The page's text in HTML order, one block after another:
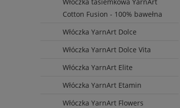
Cotton Fusion - 100% bawełna
Włóczka YarnArt Dolce
Włóczka YarnArt Dolce Vita
Włóczka YarnArt Elite
Włóczka YarnArt Etamin
Włóczka YarnArt Flowers